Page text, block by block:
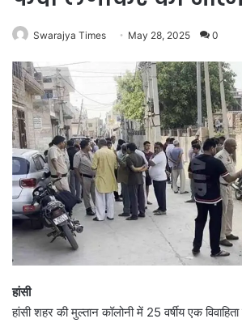
Swarajya Times May 28, 2025 0
हांसी
हांसी शहर की मुल्तान कॉलोनी में 25 वर्षीय एक